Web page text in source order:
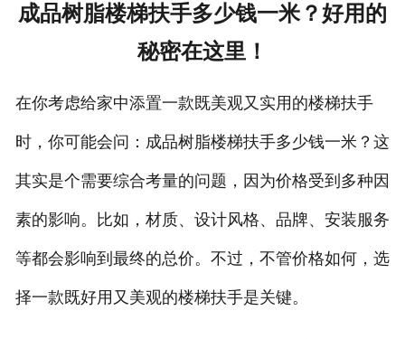
成品树脂楼梯扶手多少钱一米？好用的
秘密在这里！
在你考虑给家中添置一款既美观又实用的楼梯扶手
时，你可能会问：成品树脂楼梯扶手多少钱一米？这
其实是个需要综合考量的问题，因为价格受到多种因
素的影响。比如，材质、设计风格、品牌、安装服务
等都会影响到最终的总价。不过，不管价格如何，选
择一款既好用又美观的楼梯扶手是关键。